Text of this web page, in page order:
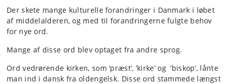
Der skete mange kulturelle forandringer i Danmark i løbet
af middelalderen, og med til forandringerne fulgte behov
for nye ord.
Mange af disse ord blev optaget fra andre sprog.
Ord vedrørende kirken, som ’præst’, ’kirke’ og ’biskop’, lånte
man ind i dansk fra oldengelsk. Disse ord stammede længst